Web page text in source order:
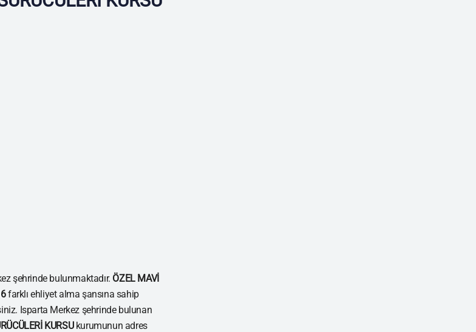
şehrinde bulunmaktadır. ÖZEL MAVİ
farklı ehliyet alma şansına sahip
Isparta Merkez şehrinde bulunan
KURSUkurumunun adres